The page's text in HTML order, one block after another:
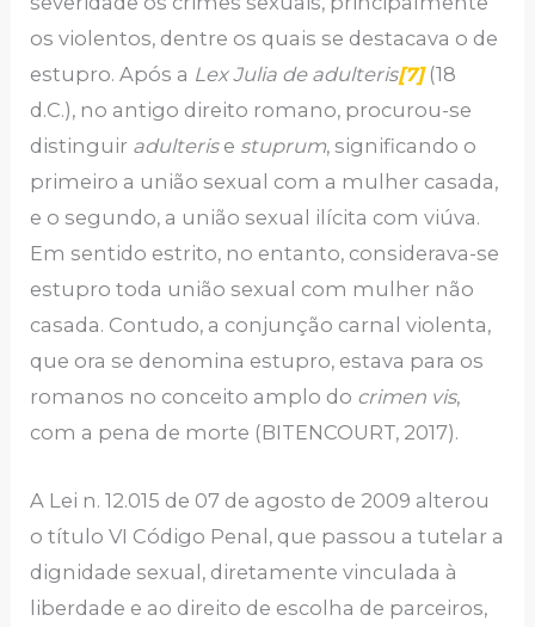
os violentos, dentre os quais se destacava o de
estupro. Após a Lex Julia de adulteris[7](18
d.C.), no antigo direito romano, procurou-se
distinguir adulterise stuprum, significando o
primeiro a união sexual com a mulher casada,
e o segundo, a união sexual ilícita com viúva.
Em sentido estrito, no entanto, considerava-se
estupro toda união sexual com mulher não
casada. Contudo, a conjunção carnal violenta,
que ora se denomina estupro, estava para os
romanos no conceito amplo do crimen vis,
com a pena de morte (BITENCOURT, 2017).
A Lei n. 12.015 de 07 de agosto de 2009 alterou
o título VI Código Penal, que passou a tutelar a
dignidade sexual, diretamente vinculada à
liberdade e ao direito de escolha de parceiros,